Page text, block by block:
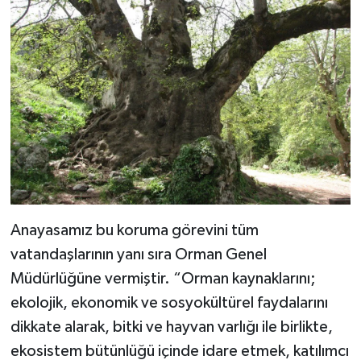
Anayasamız bu koruma görevini tüm
vatandaşlarının yanı sıra Orman Genel
Müdürlüğüne vermiştir. “Orman kaynaklarını;
ekolojik, ekonomik ve sosyokültürel faydalarını
dikkate alarak, bitki ve hayvan varlığı ile birlikte,
ekosistem bütünlüğü içinde idare etmek, katılımcı